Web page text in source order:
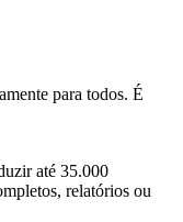
para todos. É
até 35.000
relatórios ou